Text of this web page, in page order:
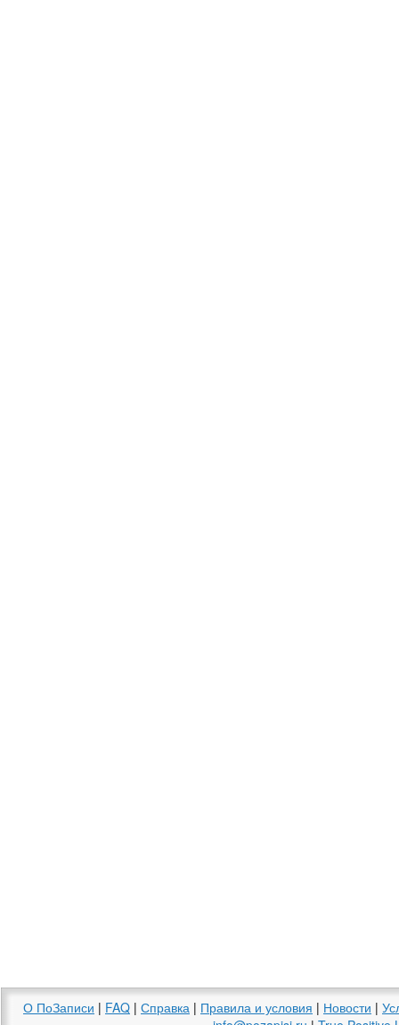
О ПоЗаписи | FAQ | Справка | Правила и условия | Новости |